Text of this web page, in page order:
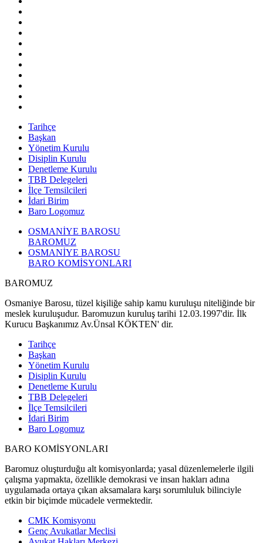
Tarihçe
Başkan
Yönetim Kurulu
Disiplin Kurulu
Denetleme Kurulu
TBB Delegeleri
İlçe Temsilcileri
İdari Birim
Baro Logomuz
OSMANİYE BAROSU
BAROMUZ
OSMANİYE BAROSU
BARO KOMİSYONLARI
BAROMUZ
Osmaniye Barosu, tüzel kişiliğe sahip kamu kuruluşu niteliğinde bir
meslek kuruluşudur. Baromuzun kuruluş tarihi 12.03.1997'dir. İlk
Kurucu Başkanımız Av.Ünsal KÖKTEN' dir.
Tarihçe
Başkan
Yönetim Kurulu
Disiplin Kurulu
Denetleme Kurulu
TBB Delegeleri
İlçe Temsilcileri
İdari Birim
Baro Logomuz
BARO KOMİSYONLARI
Baromuz oluşturduğu alt komisyonlarda; yasal düzenlemelerle ilgili
çalışma yapmakta, özellikle demokrasi ve insan hakları adına
uygulamada ortaya çıkan aksamalara karşı sorumluluk bilinciyle
etkin bir biçimde mücadele vermektedir.
CMK Komisyonu
Genç Avukatlar Meclisi